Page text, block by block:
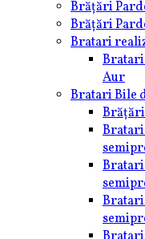
Brățări
Brățări
Bratari
Aur
Bratari Bile
Brățări
Bratari
Bratari
Bratari